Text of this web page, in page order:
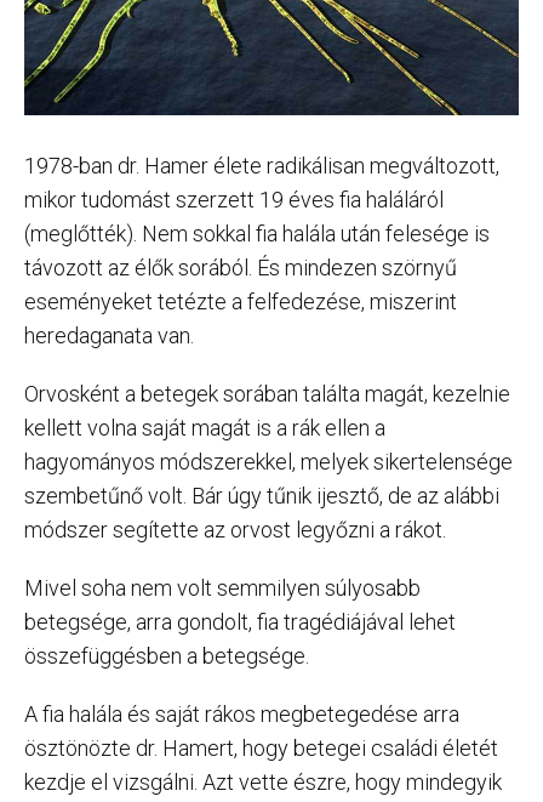
1978-ban dr. Hamer élete radikálisan megváltozott,
mikor tudomást szerzett 19 éves fia haláláról
(meglőtték). Nem sokkal fia halála után felesége is
távozott az élők sorából. És mindezen szörnyű
eseményeket tetézte a felfedezése, miszerint
heredaganata van.
Orvosként a betegek sorában találta magát, kezelnie
kellett volna saját magát is a rák ellen a
hagyományos módszerekkel, melyek sikertelensége
szembetűnő volt. Bár úgy tűnik ijesztő, de az alábbi
módszer segítette az orvost legyőzni a rákot.
Mivel soha nem volt semmilyen súlyosabb
betegsége, arra gondolt, fia tragédiájával lehet
összefüggésben a betegsége.
A fia halála és saját rákos megbetegedése arra
ösztönözte dr. Hamert, hogy betegei családi életét
kezdje el vizsgálni. Azt vette észre, hogy mindegyik